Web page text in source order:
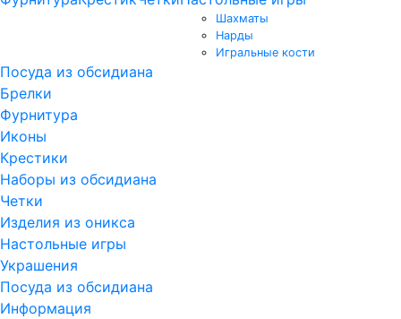
Шахматы
Нарды
Игральные кости
Посуда из обсидиана
Брелки
Фурнитура
Иконы
Крестики
Наборы из обсидиана
Четки
Изделия из оникса
Настольные игры
Украшения
Посуда из обсидиана
Информация